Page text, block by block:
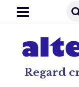
Regard